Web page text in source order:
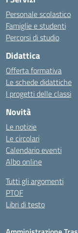
Personale scolastico
Famiglie e studenti
Percorsi di studio
Didattica
Offerta formativa
Le schede didattiche
I progetti delle classi
Novità
Le notizie
Le circolari
Calendario eventi
Albo online
Tutti gli argomenti
PTOF
Libri di testo